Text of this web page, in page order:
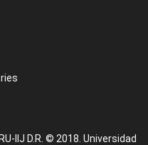
IIJ D.R. © 2018. Universidad